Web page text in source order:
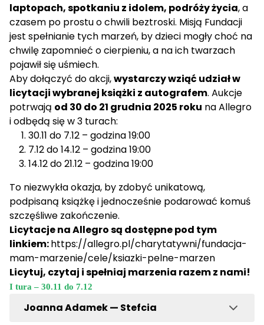
laptopach, spotkaniu z idolem, podróży życia, a
czasem po prostu o chwili beztroski. Misją Fundacji
jest spełnianie tych marzeń, by dzieci mogły choć na
chwilę zapomnieć o cierpieniu, a na ich twarzach
pojawił się uśmiech.
Aby dołączyć do akcji,wystarczy wziąć udział w
licytacji wybranej książki z autografem. Aukcje
potrwają od 30 do 21 grudnia 2025 roku na Allegro
i odbędą się w 3 turach:
30.11 do 7.12 – godzina 19:00
7.12 do 14.12 – godzina 19:00
14.12 do 21.12 – godzina 19:00
To niezwykła okazja, by zdobyć unikatową,
podpisaną książkę i jednocześnie podarować komuś
szczęśliwe zakończenie.
Licytacje na Allegro są dostępne pod tym
linkiem:https://allegro.pl/charytatywni/fundacja-
mam-marzenie/cele/ksiazki-pelne-marzen
Licytuj, czytaj i spełniaj marzenia razem z nami!
I tura – 30.11 do 7.12
Joanna Adamek — Stefcia